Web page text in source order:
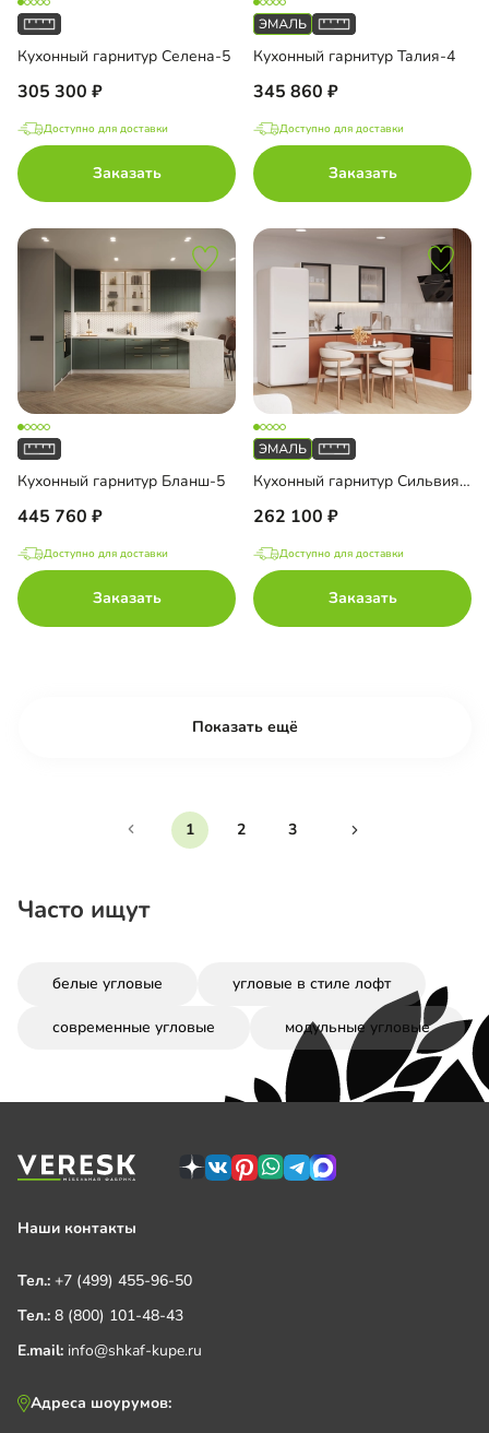
Кухонный гарнитур Селена-5
305 300
Доступно для доставки
Заказать
Кухонный гарнитур Талия-4
345 860
Доступно для доставки
Заказать
Кухонный гарнитур Бланш-5
445 760
Доступно для доставки
Заказать
Кухонный гарнитур Сильвия-3
262 100
Доступно для доставки
Заказать
Показать ещё
1 2 3
Часто ищут
белые угловые угловые в стиле лофт
современные угловые модульные угловые
Наши контакты
Тел.: +7 (499) 455-96-50
Тел.: 8 (800) 101-48-43
E.mail: info@shkaf-kupe.ru
Адреса шоурумов: